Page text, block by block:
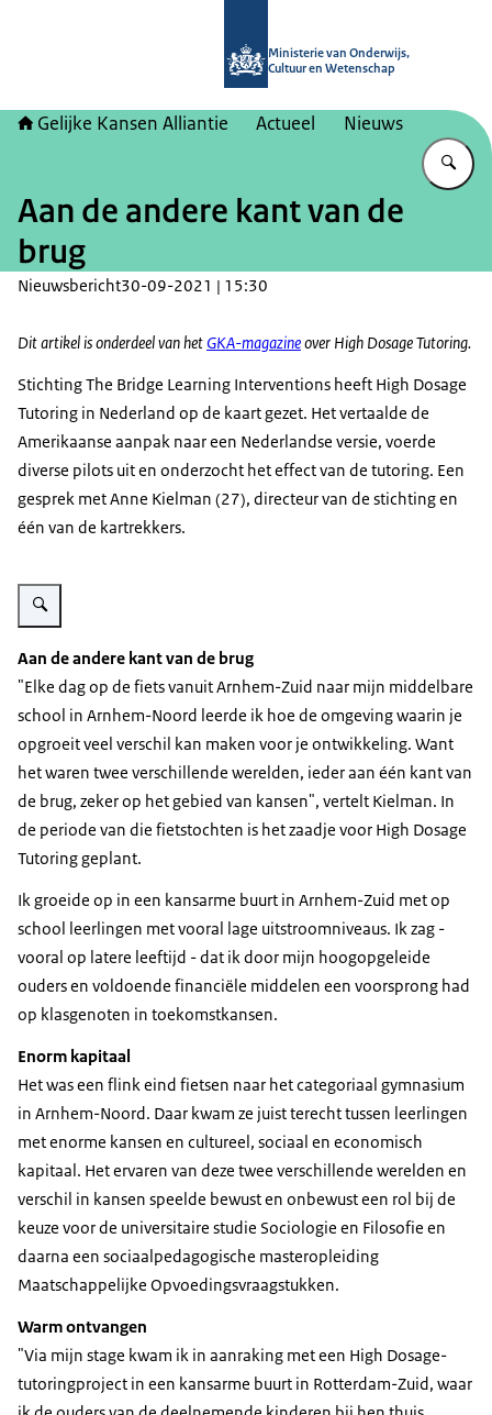
Ministerie van Onderwijs,
Cultuur en Wetenschap
Gelijke Kansen Alliantie Actueel Nieuws
Aan de andere kant van de
brug
Nieuwsbericht30-09-2021 | 15:30
Dit artikel is onderdeel van het GKA-magazineover High Dosage Tutoring.
Stichting The Bridge Learning Interventions heeft High Dosage
Tutoring in Nederland op de kaart gezet. Het vertaalde de
Amerikaanse aanpak naar een Nederlandse versie, voerde
diverse pilots uit en onderzocht het effect van de tutoring. Een
gesprek met Anne Kielman (27), directeur van de stichting en
één van de kartrekkers.
Vergroot afbeelding Anne Kielman
Aan de andere kant van de brug
"Elke dag op de fiets vanuit Arnhem-Zuid naar mijn middelbare
school in Arnhem-Noord leerde ik hoe de omgeving waarin je
opgroeit veel verschil kan maken voor je ontwikkeling. Want
het waren twee verschillende werelden, ieder aan één kant van
de brug, zeker op het gebied van kansen", vertelt Kielman. In
de periode van die fietstochten is het zaadje voor High Dosage
Tutoring geplant.
Ik groeide op in een kansarme buurt in Arnhem-Zuid met op
school leerlingen met vooral lage uitstroomniveaus. Ik zag -
vooral op latere leeftijd - dat ik door mijn hoogopgeleide
ouders en voldoende financiële middelen een voorsprong had
op klasgenoten in toekomstkansen.
Enorm kapitaal
Het was een flink eind fietsen naar het categoriaal gymnasium
in Arnhem-Noord. Daar kwam ze juist terecht tussen leerlingen
met enorme kansen en cultureel, sociaal en economisch
kapitaal. Het ervaren van deze twee verschillende werelden en
verschil in kansen speelde bewust en onbewust een rol bij de
keuze voor de universitaire studie Sociologie en Filosofie en
daarna een sociaalpedagogische masteropleiding
Maatschappelijke Opvoedingsvraagstukken.
Warm ontvangen
"Via mijn stage kwam ik in aanraking met een High Dosage-
tutoringproject in een kansarme buurt in Rotterdam-Zuid, waar